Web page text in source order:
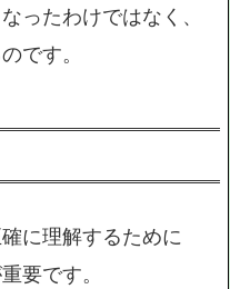
ったわけではなく、
です。
に理解するために
要です。